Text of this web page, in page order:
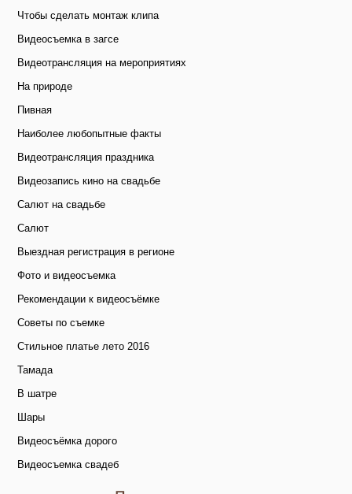
Чтобы сделать монтаж клипа
Видеосъемка в загсе
Видеотрансляция на мероприятиях
На природе
Пивная
Наиболее любопытные факты
Видеотрансляция праздника
Видеозапись кино на свадьбе
Салют на свадьбе
Салют
Выездная регистрация в регионе
Фото и видеосъемка
Рекомендации к видеосъёмке
Советы по съемке
Стильное платье лето 2016
Тамада
В шатре
Шары
Видеосъёмка дорого
Видеосъемка свадеб